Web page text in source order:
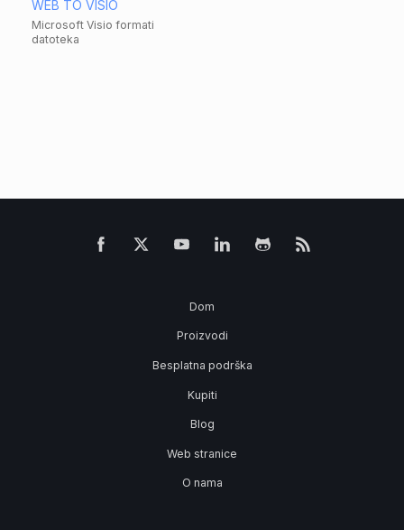
WEB TO VISIO
Microsoft Visio formati
datoteka
Dom
Proizvodi
Besplatna podrška
Kupiti
Blog
Web stranice
O nama